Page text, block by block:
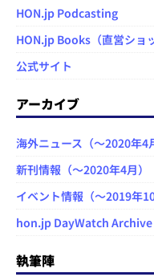
HON.jp Podcasting
HON.jp Books（直営ショ
公式サイト
アーカイブ
海外ニュース（～2020年4
新刊情報（～2020年4月）
イベント情報（～2019年10
hon.jp DayWatch Archive
執筆陣